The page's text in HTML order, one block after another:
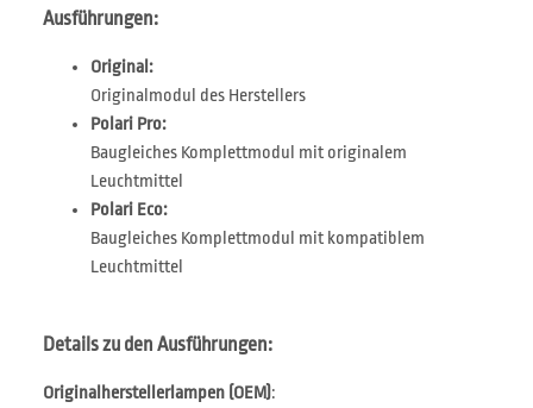
Ausführungen:
Original:
Originalmodul des Herstellers
Polari Pro:
Baugleiches Komplettmodul mit originalem
Leuchtmittel
Polari Eco:
Baugleiches Komplettmodul mit kompatiblem
Leuchtmittel
Details zu den Ausführungen:
Originalherstellerlampen (OEM):